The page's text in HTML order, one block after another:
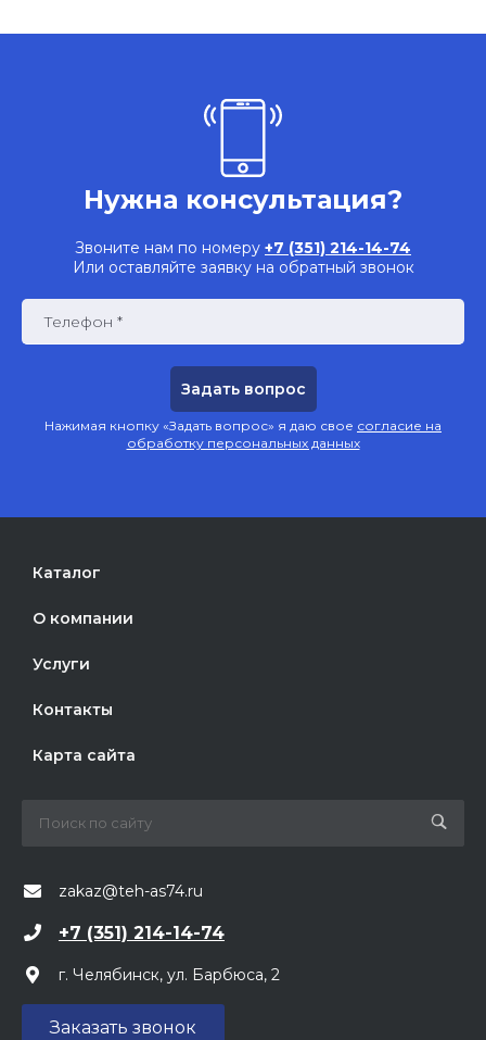
Нужна консультация?
Звоните нам по номеру +7 (351) 214-14-74
Или оставляйте заявку на обратный звонок
Телефон *
Нажимая кнопку «Задать вопрос» я даю свое согласие на
обработку персональных данных
Каталог
О компании
Услуги
Контакты
Карта сайта
zakaz@teh-as74.ru
+7 (351) 214-14-74
г. Челябинск, ул. Барбюса, 2
Заказать звонок